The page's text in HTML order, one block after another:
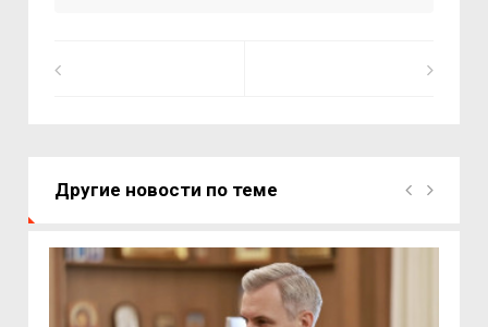
Другие новости по теме